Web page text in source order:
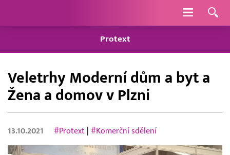
Navigace
Protext
Veletrhy Moderní dům a byt a
Žena a domov v Plzni
13.10.2021 #Protext |#Komerční sdělení